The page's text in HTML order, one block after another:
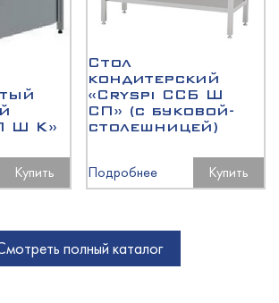
Ш К»
Купить
Стол
кондитерский
«Cryspi ССБ Ш
СП» (с буковой-
столешницей)
Подробнее Купить
полный каталог